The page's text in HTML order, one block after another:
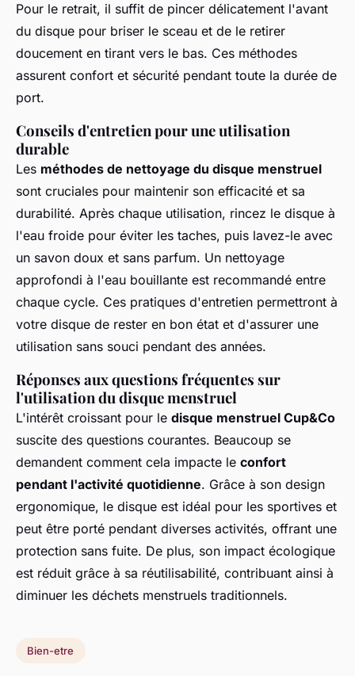
Pour le retrait, il suffit de pincer délicatement l'avant
du disque pour briser le sceau et de le retirer
doucement en tirant vers le bas. Ces méthodes
assurent confort et sécurité pendant toute la durée de
port.
Conseils d'entretien pour une utilisation
durable
Les méthodes de nettoyage du disque menstruel
sont cruciales pour maintenir son efficacité et sa
durabilité. Après chaque utilisation, rincez le disque à
l'eau froide pour éviter les taches, puis lavez-le avec
un savon doux et sans parfum. Un nettoyage
approfondi à l'eau bouillante est recommandé entre
chaque cycle. Ces pratiques d'entretien permettront à
votre disque de rester en bon état et d'assurer une
utilisation sans souci pendant des années.
Réponses aux questions fréquentes sur
l'utilisation du disque menstruel
L'intérêt croissant pour le disque menstruel Cup&Co
suscite des questions courantes. Beaucoup se
demandent comment cela impacte le confort
pendant l'activité quotidienne. Grâce à son design
ergonomique, le disque est idéal pour les sportives et
peut être porté pendant diverses activités, offrant une
protection sans fuite. De plus, son impact écologique
est réduit grâce à sa réutilisabilité, contribuant ainsi à
diminuer les déchets menstruels traditionnels.
Bien-etre